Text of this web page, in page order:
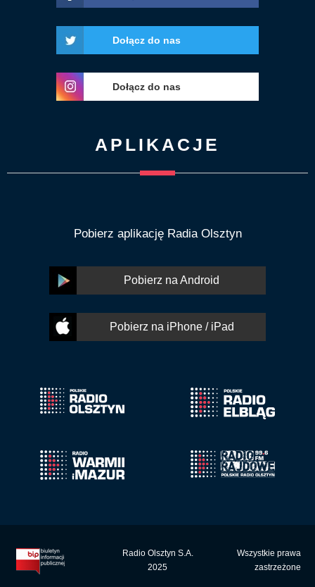
Dołącz do nas
Dołącz do nas
APLIKACJE
Pobierz aplikację Radia Olsztyn
Pobierz na Android
Pobierz na iPhone / iPad
Radio Olsztyn S.A.
2025
Wszystkie prawa
zastrzeżone